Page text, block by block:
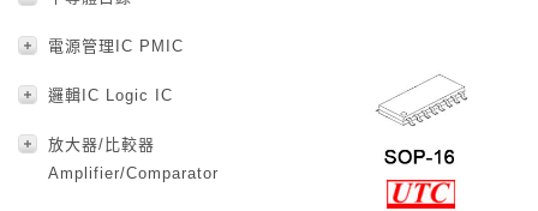
電源管理IC PMIC
邏輯IC Logic IC
放大器/比較器
Amplifier/Comparator